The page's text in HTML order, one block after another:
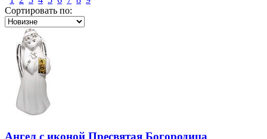
Сортировать по:
Ангел с иконой Пресвятая Богородица